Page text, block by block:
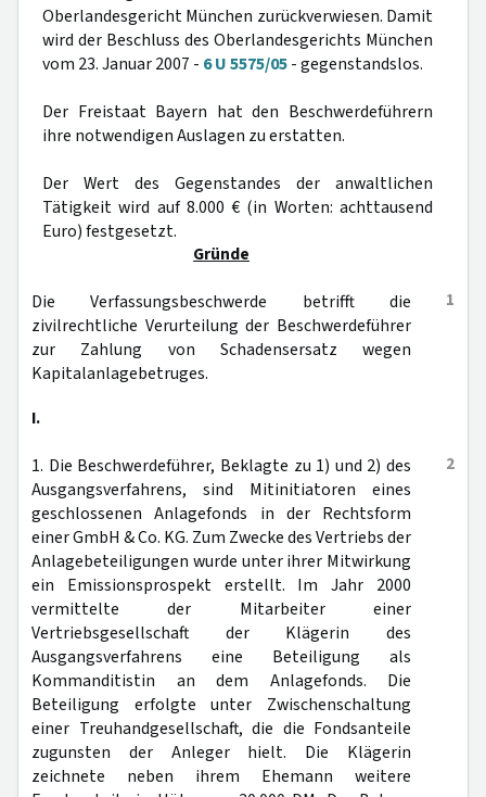
Oberlandesgericht München zurückverwiesen. Damit
wird der Beschluss des Oberlandesgerichts München
vom 23. Januar 2007 - 6 U 5575/05- gegenstandslos.
Der Freistaat Bayern hat den Beschwerdeführern
ihre notwendigen Auslagen zu erstatten.
Der Wert des Gegenstandes der anwaltlichen
Tätigkeit wird auf 8.000 € (in Worten: achttausend
Euro) festgesetzt.
Gründe
1
Die Verfassungsbeschwerde betrifft die
zivilrechtliche Verurteilung der Beschwerdeführer
zur Zahlung von Schadensersatz wegen
Kapitalanlagebetruges.
I.
2
1. Die Beschwerdeführer, Beklagte zu 1) und 2) des
Ausgangsverfahrens, sind Mitinitiatoren eines
geschlossenen Anlagefonds in der Rechtsform
einer GmbH & Co. KG. Zum Zwecke des Vertriebs der
Anlagebeteiligungen wurde unter ihrer Mitwirkung
ein Emissionsprospekt erstellt. Im Jahr 2000
vermittelte der Mitarbeiter einer
Vertriebsgesellschaft der Klägerin des
Ausgangsverfahrens eine Beteiligung als
Kommanditistin an dem Anlagefonds. Die
Beteiligung erfolgte unter Zwischenschaltung
einer Treuhandgesellschaft, die die Fondsanteile
zugunsten der Anleger hielt. Die Klägerin
zeichnete neben ihrem Ehemann weitere